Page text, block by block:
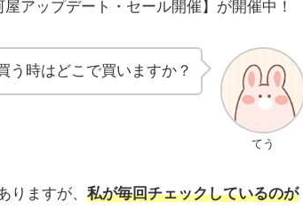
アップデート・セール開催】が開催中！
てう
う時はどこで買いますか？
りますが、 私が毎回チェックしているのが